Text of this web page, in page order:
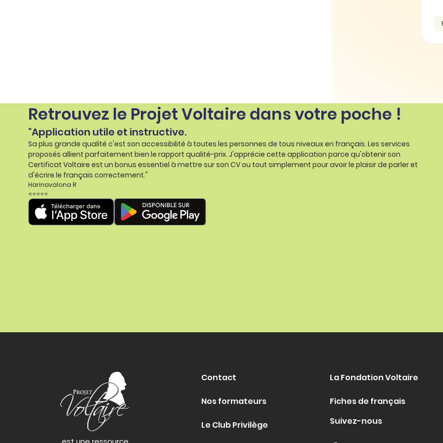
Règle
Retrouvez le Projet Voltaire dans votre poche !
"Application utile et instructive.
Sa plus grande qualité c'est son accessibilité à toutes les personnes de tous niveaux en français. Les services
proposés allient parfaitement bien le rapport qualité-prix. J'apprécie cette application parce qu'obtenir son
Certificat Voltaire est un bonus essentiel à mettre sur son CV ou tout simplement pour avoir le plaisir de parler et
d'écrire le français correctement."
Harinavalona R
⭐⭐⭐⭐⭐
Contact
Nos formateurs
Le Club Privilège
La Fondation Voltaire
Fiches de français
Suivez-nous